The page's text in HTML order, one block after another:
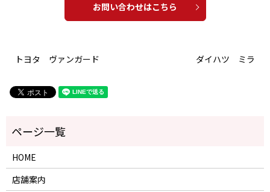
お問い合わせはこちら
トヨタ ヴァンガード ダイハツ ミラ
HOME
店舗案内